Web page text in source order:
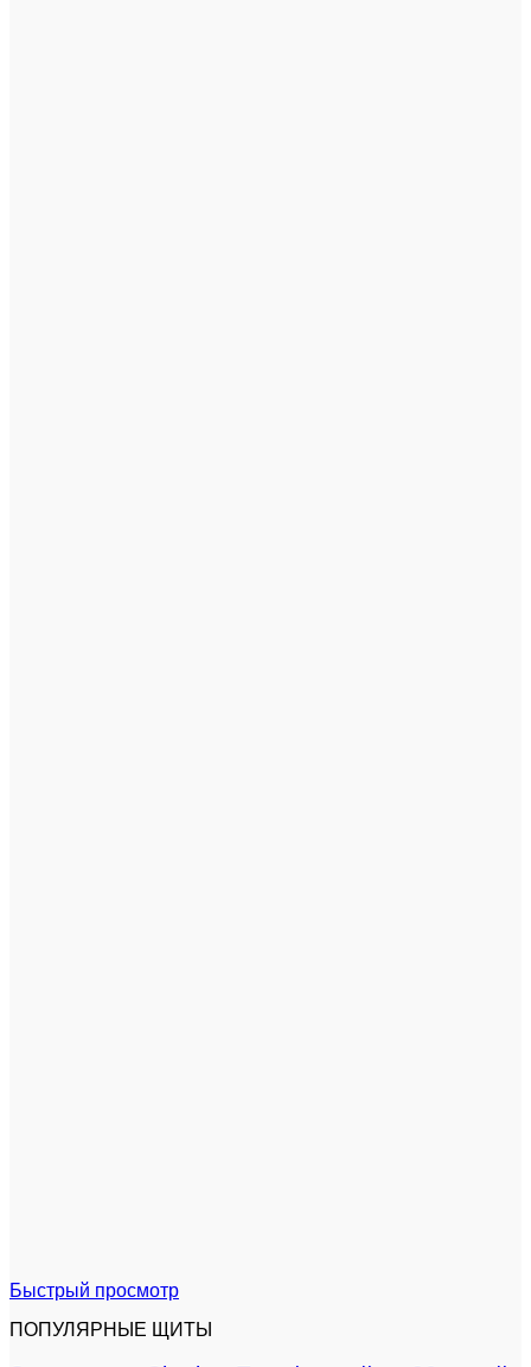
Быстрый просмотр
ПОПУЛЯРНЫЕ ЩИТЫ